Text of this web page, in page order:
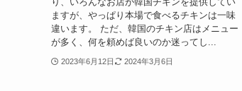
ますが、やっぱり本場で食べるチキンは一味
違います。 ただ、韓国のチキン店はメニュー
が多く、何を頼めば良いのか迷ってし...
2023年6月12日 2024年3月6日